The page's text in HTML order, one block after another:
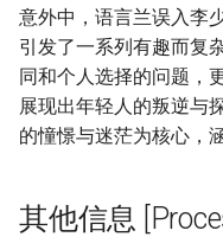
意外中，语言兰误入李
引发了一系列有趣而复
同和个人选择的问题，
展现出年轻人的叛逆与
的憧憬与迷茫为核心，
其他信息